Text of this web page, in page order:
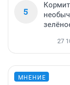
5
27
МНЕНИЕ